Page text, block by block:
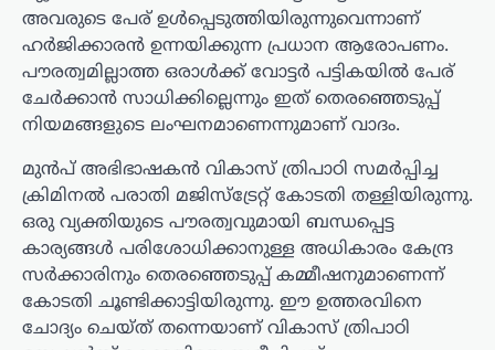
അവരുടെ പേര് ഉൾപ്പെടുത്തിയിരുന്നുവെന്നാണ്
ഹർജിക്കാരൻ ഉന്നയിക്കുന്ന പ്രധാന ആരോപണം.
പൗരത്വമില്ലാത്ത ഒരാൾക്ക് വോട്ടർ പട്ടികയിൽ പേര്
ചേർക്കാൻ സാധിക്കില്ലെന്നും ഇത് തെരഞ്ഞെടുപ്പ്
നിയമങ്ങളുടെ ലംഘനമാണെന്നുമാണ് വാദം.
മുന്‍പ് അഭിഭാഷകൻ വികാസ് ത്രിപാഠി സമർപ്പിച്ച
ക്രിമിനൽ പരാതി മജിസ്‌ട്രേറ്റ് കോടതി തള്ളിയിരുന്നു.
ഒരു വ്യക്തിയുടെ പൗരത്വവുമായി ബന്ധപ്പെട്ട
കാര്യങ്ങൾ പരിശോധിക്കാനുള്ള അധികാരം കേന്ദ്ര
സർക്കാരിനും തെരഞ്ഞെടുപ്പ് കമ്മീഷനുമാണെന്ന്
കോടതി ചൂണ്ടിക്കാട്ടിയിരുന്നു. ഈ ഉത്തരവിനെ
ചോദ്യം ചെയ്ത് തന്നെയാണ് വികാസ് ത്രിപാഠി